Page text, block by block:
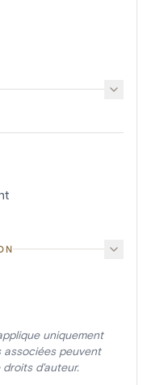
uniquement
associées peuvent
d'auteur.